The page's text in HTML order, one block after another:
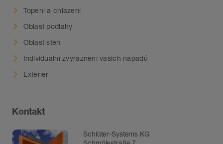
Topení a chlazení
Oblast podlahy
Oblast stěn
Individuální zvýraznění vašich nápadů
Exteriér
Kontakt
Schlüter-Systems KG